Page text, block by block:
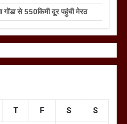
गोंडा से 550किमी दूर पहुंची मेरठ
T F S S